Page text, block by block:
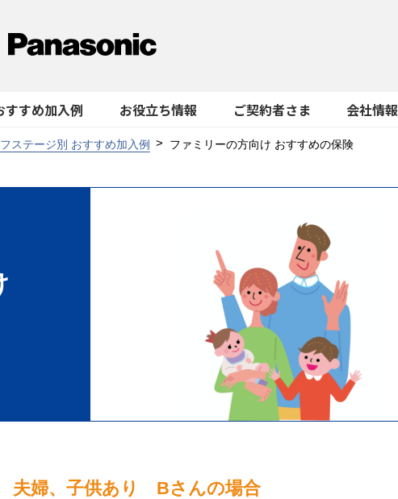
すすめ加入例 お役立ち情報 ご契約者さま 会社情報
ステージ別 おすすめ加入例 ファミリーの方向け おすすめの保険
婦、子供あり Bさんの場合